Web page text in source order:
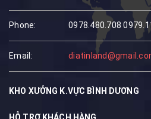
Phone: 0978.480.708
Email:
KHO XƯỞNG K.VỰC BÌNH DƯƠNG
HỖ TRỢ KHÁCH HÀNG